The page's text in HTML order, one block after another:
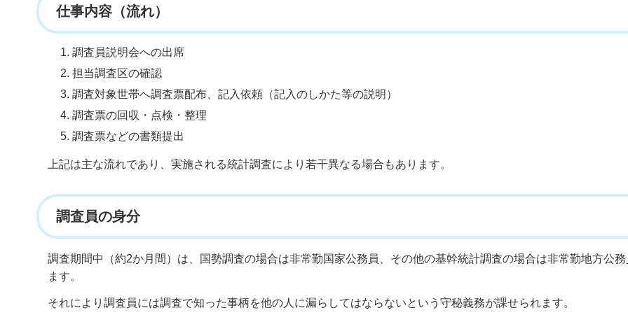
仕事内容（流れ）
調査員説明会への出席
担当調査区の確認
調査対象世帯へ調査票配布、記入依頼（記入のしかた等の説明）
調査票の回収・点検・整理
調査票などの書類提出
上記は主な流れであり、実施される統計調査により若干異なる場合もあります。
調査員の身分
調査期間中（約2か月間）は、国勢調査の場合は非常勤国家公務員、その他の基幹統計調査の場合は非常勤地方公
ます。
それにより調査員には調査で知った事柄を他の人に漏らしてはならないという守秘義務が課せられます。